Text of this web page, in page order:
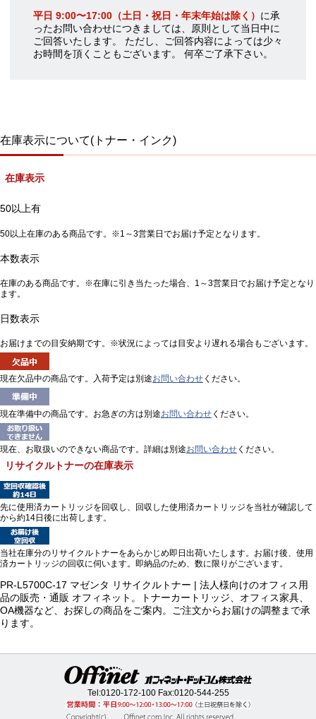
平日 9:00〜17:00（土日・祝日・年末年始は除く） に承
ったお問い合わせにつきましては、原則として当日中に
ご回答いたします。 ただし、ご回答内容によっては少々
お時間を頂くこともございます。 何卒ご了承下さい。
在庫表示について(トナー・インク)
在庫表示
50以上有
50以上在庫のある商品です。※1～3営業日でお届け予定となります。
本数表示
在庫のある商品です。※在庫に引き当たった場合、1～3営業日でお届け予定となり
ます。
日数表示
お届けまでの目安納期です。※状況によっては目安より遅れる場合もございます。
現在欠品中の商品です。入荷予定は別途お問い合わせ ください。
現在準備中の商品です。お急ぎの方は別途お問い合わせ ください。
現在、お取扱いのできない商品です。詳細は別途お問い合わせ ください。
リサイクルトナーの在庫表示
先に使用済カートリッジを回収し、回収した使用済カートリッジを当社が確認して
から約14日後に出荷します。
当社在庫分のリサイクルトナーをあらかじめ即日出荷いたします。お届け後、使用
済カートリッジの回収に伺います。即納品のため、数に限りがございます。
PR-L5700C-17 マゼンタ リサイクルトナー | 法人様向けのオフィス用
品の販売・通販 オフィネット。トナーカートリッジ、オフィス家具、
OA機器など、お探しの商品をご案内。ご注文からお届けの調整まで承
ります。
Tel:0120-172-100Fax:0120-544-255